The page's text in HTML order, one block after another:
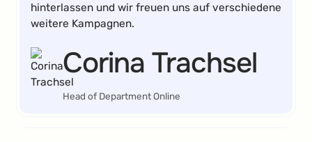
hinterlassen und wir freuen uns auf verschiedene
weitere Kampagnen.
Corina Trachsel
Head of Department Online